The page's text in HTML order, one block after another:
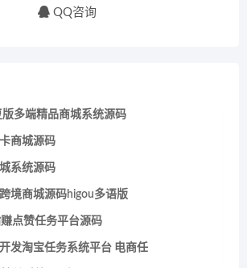
QQ咨询
多端精品商城系统源码
商城源码
系统源码
境商城源码higou多语版
赚点赞任务平台源码
发淘宝任务系统平台 电商任